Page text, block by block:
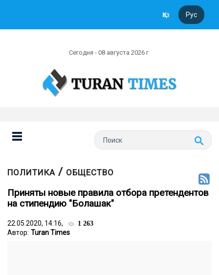
Қаз Рус
Сегодня - 08 августа 2026 г
ПОЛИТИКА / ОБЩЕСТВО
Приняты новые правила отбора претендентов
на стипендию "Болашак"
22.05.2020, 14:16, 1 263
Автор: Turan Times